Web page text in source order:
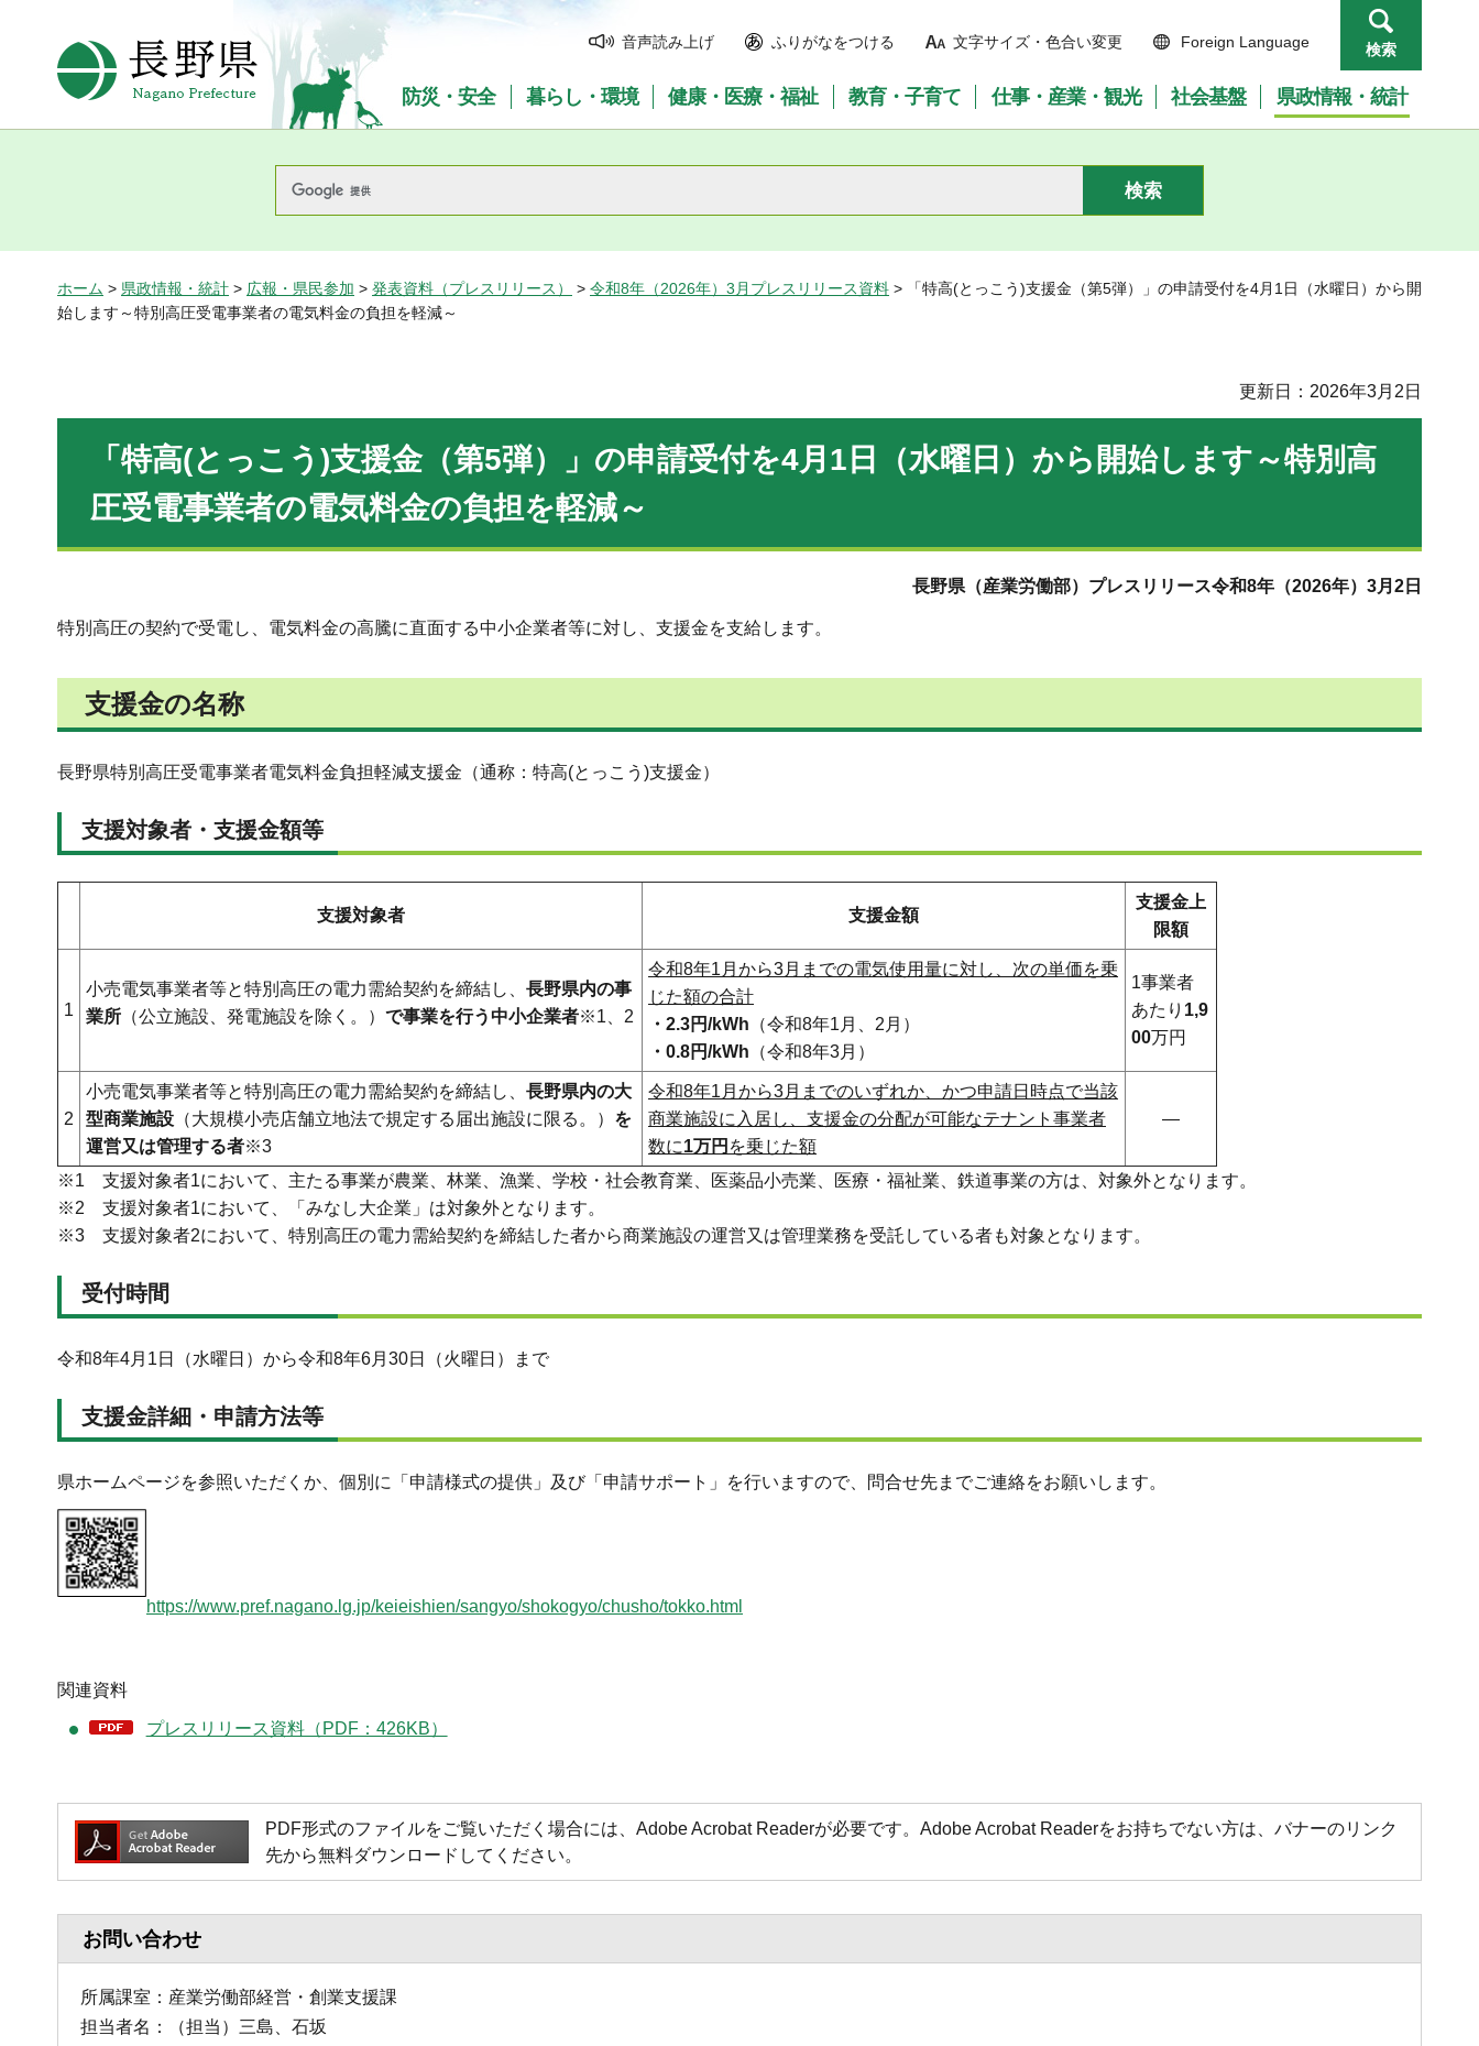
長野県Nagano Prefecture
音声読み上げ ふりがなをつける 文字サイズ・色合い変更 Foreign Language 検索
防災・安全 暮らし・環境 健康・医療・福祉 教育・子育て 仕事・産業・観光 社会基盤 県政情報・統計
ホーム > 県政情報・統計 > 広報・県民参加 > 発表資料（プレスリリース） > 令和8年（2026年）3月プレスリリース資料 > 「特高(とっこう)支援金（第5弾）」の申請受付を4月1日（水曜日）から開
始します～特別高圧受電事業者の電気料金の負担を軽減～
更新日：2026年3月2日
「特高(とっこう)支援金（第5弾）」の申請受付を4月1日（水曜日）から開始します～特別高
圧受電事業者の電気料金の負担を軽減～
長野県（産業労働部）プレスリリース令和8年（2026年）3月2日
特別高圧の契約で受電し、電気料金の高騰に直面する中小企業者等に対し、支援金を支給します。
支援金の名称
長野県特別高圧受電事業者電気料金負担軽減支援金（通称：特高(とっこう)支援金）
支援対象者・支援金額等
支援対象者 支援金額
支援金上
限額
1
小売電気事業者等と特別高圧の電力需給契約を締結し、 長野県内の事
業所 （公立施設、発電施設を除く。） で事業を行う中小企業者※1、2
令和8年1月から3月までの電気使用量に対し、次の単価を乗
じた額の合計
・2.3円/kWh （令和8年1月、2月）
・0.8円/kWh （令和8年3月）
1事業者
あたり 1,9
00万円
2
小売電気事業者等と特別高圧の電力需給契約を締結し、 長野県内の大
型商業施設 （大規模小売店舗立地法で規定する届出施設に限る。） を
運営又は管理する者※3
令和8年1月から3月までのいずれか、かつ申請日時点で当該
商業施設に入居し、支援金の分配が可能なテナント事業者
数に1万円 を乗じた額
―
※1 支援対象者1において、主たる事業が農業、林業、漁業、学校・社会教育業、医薬品小売業、医療・福祉業、鉄道事業の方は、対象外となります。
※2 支援対象者1において、「みなし大企業」は対象外となります。
※3 支援対象者2において、特別高圧の電力需給契約を締結した者から商業施設の運営又は管理業務を受託している者も対象となります。
受付時間
令和8年4月1日（水曜日）から令和8年6月30日（火曜日）まで
支援金詳細・申請方法等
県ホームページを参照いただくか、個別に「申請様式の提供」及び「申請サポート」を行いますので、問合せ先までご連絡をお願いします。
https://www.pref.nagano.lg.jp/keieishien/sangyo/shokogyo/chusho/tokko.html
関連資料
プレスリリース資料（PDF：426KB）
PDF形式のファイルをご覧いただく場合には、Adobe Acrobat Readerが必要です。Adobe Acrobat Readerをお持ちでない方は、バナーのリンク
先から無料ダウンロードしてください。
お問い合わせ
所属課室：産業労働部経営・創業支援課
担当者名：（担当）三島、石坂